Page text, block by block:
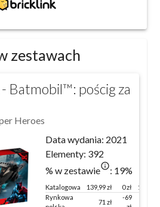
zestawach
Batmobil™: pościg za
Heroes
Data wydania: 2021
Elementy: 392
% w zestawieinfo_outlined
: 19%
Katalogowa 139,99zł 0 zł
100 %
Rynkowa
71 zł
-69